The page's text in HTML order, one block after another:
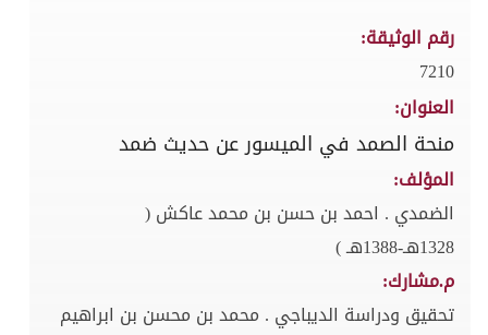
رقم الوثيقة:
7210
العنوان:
منحة الصمد في الميسور عن حديث ضمد
المؤلف:
الضمدي . احمد بن حسن بن محمد عاكش (
1328هـ-1388هـ )
م.مشارك:
تحقيق ودراسة الديباجي . محمد بن محسن بن ابراهيم